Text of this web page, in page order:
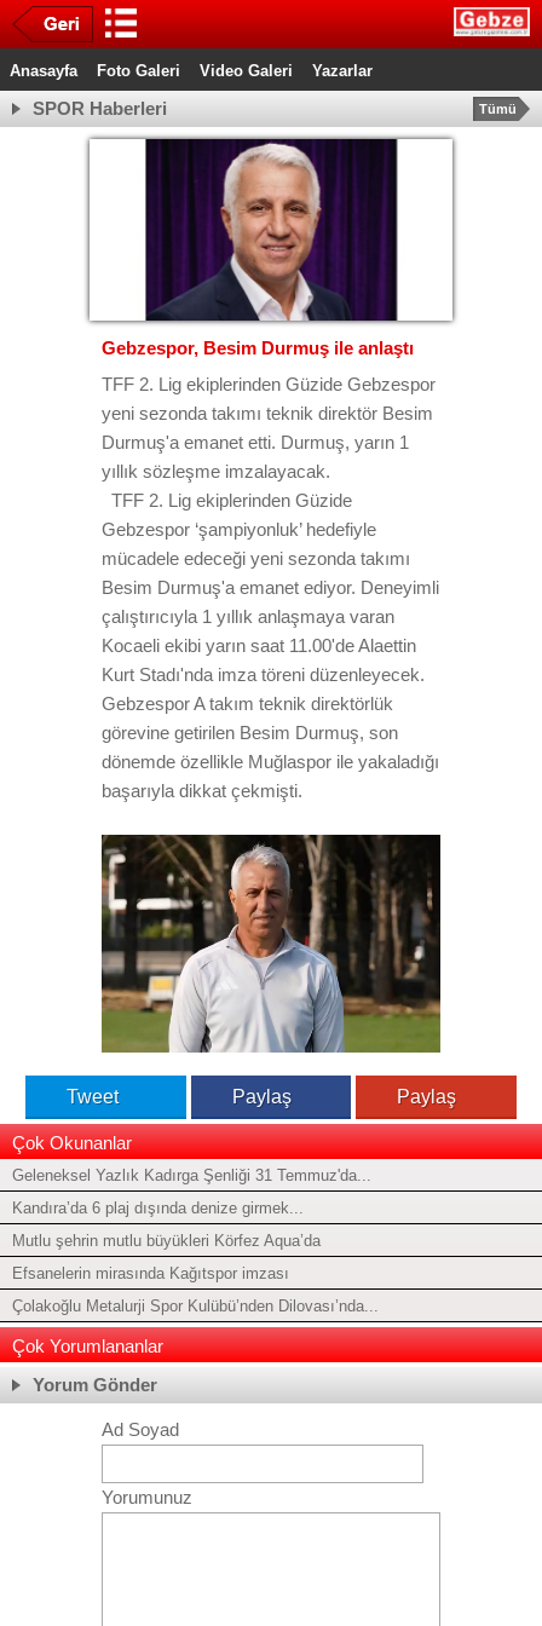
Anasayfa Foto Galeri Video Galeri Yazarlar
SPOR Haberleri Tümü
Gebzespor, Besim Durmuş ile anlaştı
TFF 2. Lig ekiplerinden Güzide Gebzespor
yeni sezonda takımı teknik direktör Besim
Durmuş'a emanet etti. Durmuş, yarın 1
yıllık sözleşme imzalayacak.
TFF 2. Lig ekiplerinden Güzide
Gebzespor ‘şampiyonluk’ hedefiyle
mücadele edeceği yeni sezonda takımı
Besim Durmuş'a emanet ediyor. Deneyimli
çalıştırıcıyla 1 yıllık anlaşmaya varan
Kocaeli ekibi yarın saat 11.00'de Alaettin
Kurt Stadı'nda imza töreni düzenleyecek.
Gebzespor A takım teknik direktörlük
görevine getirilen Besim Durmuş, son
dönemde özellikle Muğlaspor ile yakaladığı
başarıyla dikkat çekmişti.
Tweet Paylaş Paylaş
Çok Okunanlar
Geleneksel Yazlık Kadırga Şenliği 31 Temmuz'da...
Kandıra’da 6 plaj dışında denize girmek...
Mutlu şehrin mutlu büyükleri Körfez Aqua’da
Efsanelerin mirasında Kağıtspor imzası
Çolakoğlu Metalurji Spor Kulübü’nden Dilovası’nda...
Çok Yorumlananlar
Yorum Gönder
Ad Soyad
Yorumunuz